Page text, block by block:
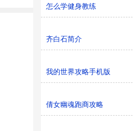
怎么学健身教练
齐白石简介
我的世界攻略手机版
倩女幽魂跑商攻略